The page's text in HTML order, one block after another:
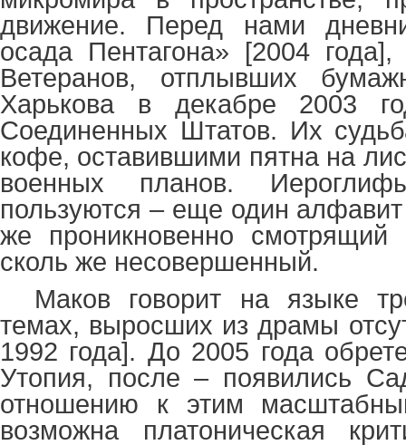
движение. Перед нами
осада Пентагона» [2004
Ветеранов, отплывших
Харькова в декабре 2003
Соединенных Штатов. Их
кофе, оставившими пятна на
военных планов.
пользуются – еще один алфавит
же проникновенно смотрящий
сколь же несовершенный.
Маков говорит на языке
темах, выросших из драмы
1992 года]. До 2005 года
Утопия, после – появились
отношению к этим
возможна платоническая